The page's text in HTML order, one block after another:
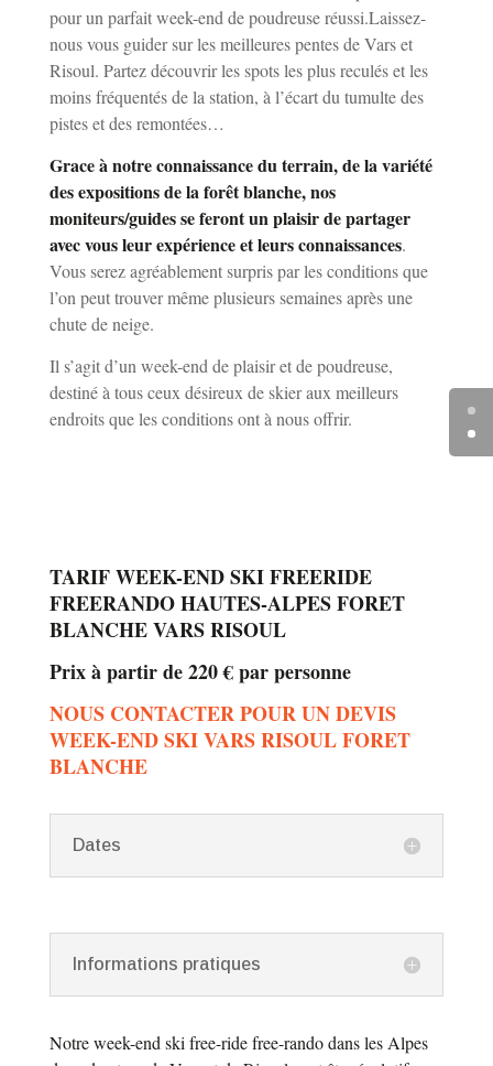
pour un parfait week-end de poudreuse réussi.Laissez-
nous vous guider sur les meilleures pentes de Vars et
Risoul. Partez découvrir les spots les plus reculés et les
moins fréquentés de la station, à l’écart du tumulte des
pistes et des remontées…
Grace à notre connaissance du terrain, de la variété
des expositions de la forêt blanche, nos
moniteurs/guides se feront un plaisir de partager
avec vous leur expérience et leurs connaissances.
Vous serez agréablement surpris par les conditions que
l’on peut trouver même plusieurs semaines après une
chute de neige.
Il s’agit d’un week-end de plaisir et de poudreuse,
destiné à tous ceux désireux de skier aux meilleurs
endroits que les conditions ont à nous offrir.
TARIF WEEK-END SKI FREERIDE
FREERANDO HAUTES-ALPES FORET
BLANCHE VARS RISOUL
Prix à partir de 220 € par personne
NOUS CONTACTER POUR UN DEVIS
WEEK-END SKI VARS RISOUL FORET
BLANCHE
Dates
Informations pratiques
Notre week-end ski free-ride free-rando dans les Alpes